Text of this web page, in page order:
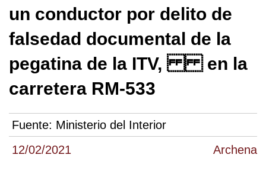
12/02/2021 Archena
un conductor por delito de
falsedad documental de la
pegatina de la ITV, en la
carretera RM-533
Fuente: Ministerio del Interior